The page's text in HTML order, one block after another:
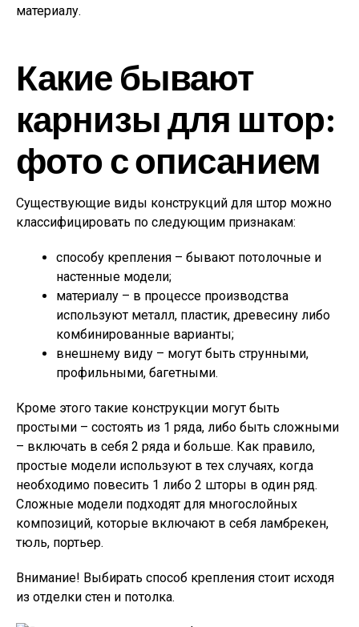
материалу.
Какие бывают
карнизы для штор:
фото с описанием
Существующие виды конструкций для штор можно
классифицировать по следующим признакам:
способу крепления – бывают потолочные и
настенные модели;
материалу – в процессе производства
используют металл, пластик, древесину либо
комбинированные варианты;
внешнему виду – могут быть струнными,
профильными, багетными.
Кроме этого такие конструкции могут быть
простыми – состоять из 1 ряда, либо быть сложными
– включать в себя 2 ряда и больше. Как правило,
простые модели используют в тех случаях, когда
необходимо повесить 1 либо 2 шторы в один ряд.
Сложные модели подходят для многослойных
композиций, которые включают в себя ламбрекен,
тюль, портьер.
Внимание! Выбирать способ крепления стоит исходя
из отделки стен и потолка.